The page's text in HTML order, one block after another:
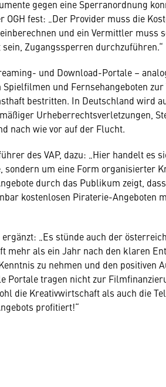
gegen eine Sperranordnung
OGH fest: „Der Provider muss die
und ein Vermittler muss
Zugangssperren durchzuführen.“
und Download-Portale –
und Fernsehangeboten
bestritten. In Deutschland wird
Urheberrechtsverletzungen,
nach wie vor auf der Flucht.
des VAP, dazu: „Hier handelt es
sondern um eine Form organisierter
durch das Publikum zeigt,
kostenlosen Piraterie-Angeboten
„Es stünde auch der
mehr als ein Jahr nach den klaren
zu nehmen und den positiven
Portale tragen nicht zur
die Kreativwirtschaft als auch die
profitiert!“